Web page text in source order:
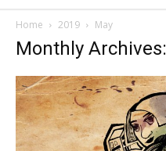
Home 2019 May
Monthly